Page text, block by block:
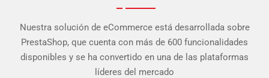
Nuestra solución de eCommerce está desarrollada sobre
PrestaShop, que cuenta con más de 600 funcionalidades
disponibles y se ha convertido en una de las plataformas
líderes del mercado